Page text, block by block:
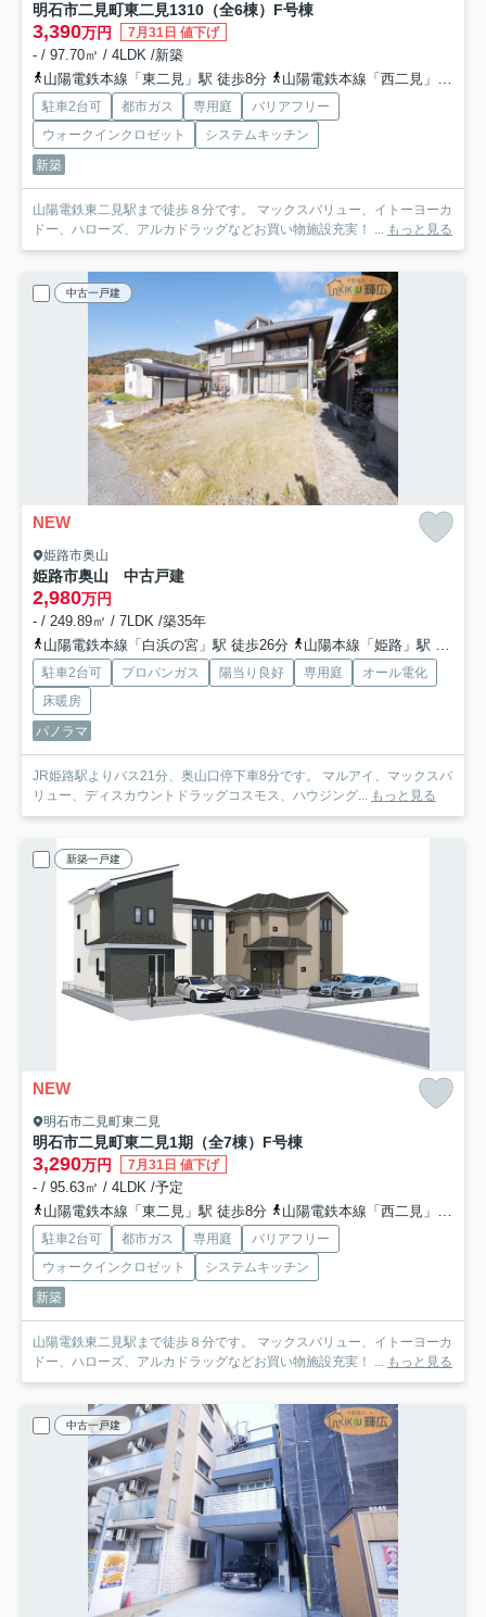
明石市二見町東二見1310（全6棟）F号棟
3,390万円 7月31日 値下げ
- / 97.70㎡ / 4LDK /新築
山陽電鉄本線「東二見」駅 徒歩8分
山陽電鉄本線「西二見」駅 徒歩11分
駐車2台可 都市ガス 専用庭
バリアフリー
ウォークインクロゼット
システムキッチン
新築
山陽電鉄東二見駅まで徒歩８分です。 マックスバリュー、イトーヨーカ
ドー、ハローズ、アルカドラッグなどお買い物施設充実！ ... もっと見る
中古一戸建
NEW
姫路市奥山
姫路市奥山 中古戸建
2,980万円
- / 249.89㎡ / 7LDK /築35年
山陽電鉄本線「白浜の宮」駅 徒歩26分
山陽本線「姫路」駅 バス21分 神姫バス「奥山口（姫路市）」 停歩8分
駐車2台可 プロパンガス 陽当り良好 専用庭
オール電化
床暖房
パノラマ
JR姫路駅よりバス21分、奥山口停下車8分です。 マルアイ、マックスバ
リュー、ディスカウントドラッグコスモス、ハウジング... もっと見る
新築一戸建
NEW
明石市二見町東二見
明石市二見町東二見1期（全7棟）F号棟
3,290万円 7月31日 値下げ
- / 95.63㎡ / 4LDK /予定
山陽電鉄本線「東二見」駅 徒歩8分
山陽電鉄本線「西二見」駅 徒歩11分
駐車2台可 都市ガス 専用庭
バリアフリー
ウォークインクロゼット
システムキッチン
新築
山陽電鉄東二見駅まで徒歩８分です。 マックスバリュー、イトーヨーカ
ドー、ハローズ、アルカドラッグなどお買い物施設充実！ ... もっと見る
中古一戸建